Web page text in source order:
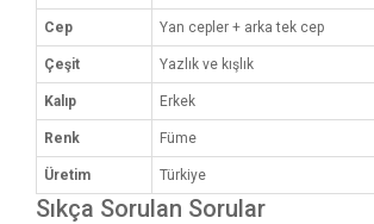
Cep Yan cepler + arka tek cep
Çeşit Yazlık ve kışlık
Kalıp Erkek
Renk Füme
Üretim Türkiye
Sıkça Sorulan Sorular